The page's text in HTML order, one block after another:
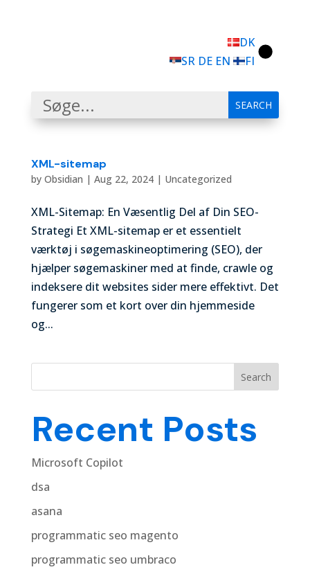
DK
SR DE EN FI
XML-sitemap
by Obsidian | Aug 22, 2024| Uncategorized
XML-Sitemap: En Væsentlig Del af Din SEO-
Strategi Et XML-sitemap er et essentielt
værktøj i søgemaskineoptimering (SEO), der
hjælper søgemaskiner med at finde, crawle og
indeksere dit websites sider mere effektivt. Det
fungerer som et kort over din hjemmeside
og...
Search
Recent Posts
Microsoft Copilot
dsa
asana
programmatic seo magento
programmatic seo umbraco